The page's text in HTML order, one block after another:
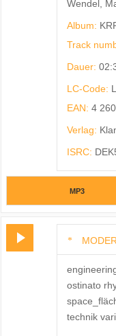
Wendel,
Album:
Track
Dauer:
LC-Code:
EAN: 4
Verlag:
ISRC:
MP3
ostinato
technik